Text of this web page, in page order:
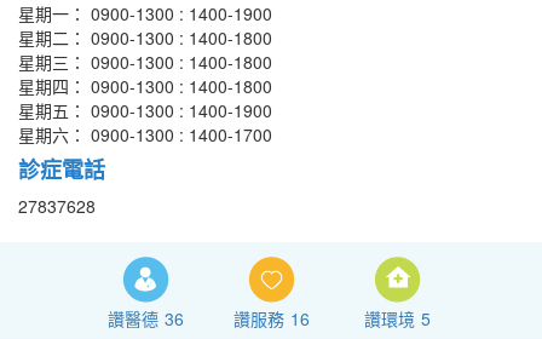
星期一： 0900-1300 : 1400-1900
星期二： 0900-1300 : 1400-1800
星期三： 0900-1300 : 1400-1800
星期四： 0900-1300 : 1400-1800
星期五： 0900-1300 : 1400-1900
星期六： 0900-1300 : 1400-1700
診症電話
27837628
讚醫德 36 讚服務 16 讚環境 5